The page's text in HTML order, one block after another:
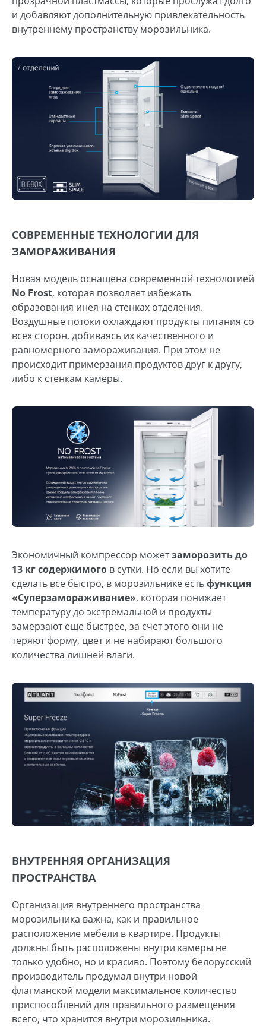
и добавляют дополнительную привлекательность
внутреннему пространству морозильника.
СОВРЕМЕННЫЕ ТЕХНОЛОГИИ ДЛЯ
ЗАМОРАЖИВАНИЯ
Новая модель оснащена современной технологией
No Frost, которая позволяет избежать
образования инея на стенках отделения.
Воздушные потоки охлаждают продукты питания со
всех сторон, добиваясь их качественного и
равномерного замораживания. При этом не
происходит примерзания продуктов друг к другу,
либо к стенкам камеры.
Экономичный компрессор можетзаморозить до
13 кг содержимого в сутки. Но если вы хотите
сделать все быстро, в морозильнике естьфункция
«Суперзамораживание», которая понижает
температуру до экстремальной и продукты
замерзают еще быстрее, за счет этого они не
теряют форму, цвет и не набирают большого
количества лишней влаги.
ВНУТРЕННЯЯ ОРГАНИЗАЦИЯ
ПРОСТРАНСТВА
Организация внутреннего пространства
морозильника важна, как и правильное
расположение мебели в квартире. Продукты
должны быть расположены внутри камеры не
только удобно, но и красиво. Поэтому белорусский
производитель продумал внутри новой
флагманской модели максимальное количество
приспособлений для правильного размещения
всего, что хранится внутри морозильника.